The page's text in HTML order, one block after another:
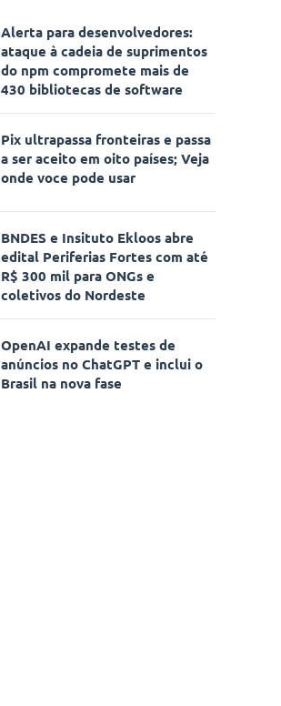
Alerta para desenvolvedores:
ataque à cadeia de suprimentos
do npm compromete mais de
430 bibliotecas de software
Pix ultrapassa fronteiras e passa
a ser aceito em oito países; Veja
onde voce pode usar
BNDES e Insituto Ekloos abre
edital Periferias Fortes com até
R$ 300 mil para ONGs e
coletivos do Nordeste
OpenAI expande testes de
anúncios no ChatGPT e inclui o
Brasil na nova fase